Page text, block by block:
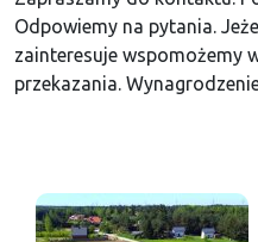
Odpowiemy na pytania.
zainteresuje wspomożemy
przekazania.